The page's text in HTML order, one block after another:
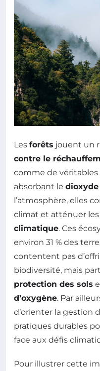
Les forêts jouent un
contre le
comme de véritables
absorbant le dioxyde
l’atmosphère, elles
climat et atténuer
climatique. Ces
environ 31 % des
contentent pas
biodiversité, mais
protection des sols
d’oxygène. Par
d’orienter la gestion
pratiques durables
face aux défis
Pour illustrer cette